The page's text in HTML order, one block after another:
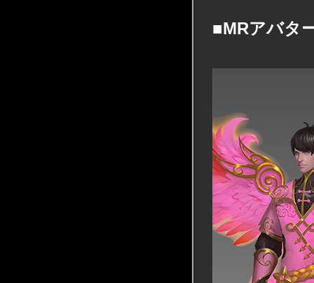
■MRアバタ